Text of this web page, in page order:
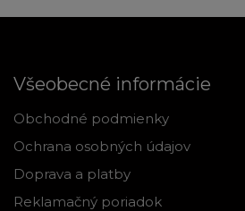
Všeobecné informácie
Obchodné podmienky
Ochrana osobných údajov
Doprava a platby
Reklamačný poriadok